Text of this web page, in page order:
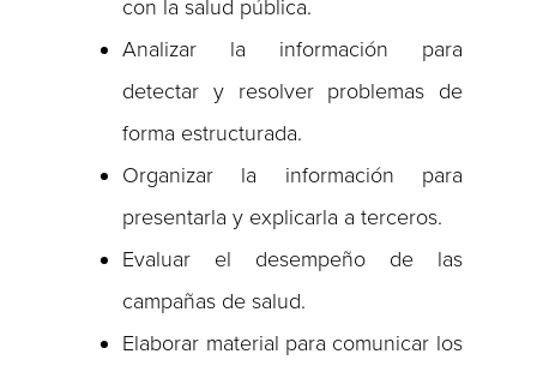
con la salud pública.
Analizar la información para
detectar y resolver problemas de
forma estructurada.
Organizar la información para
presentarla y explicarla a terceros.
Evaluar el desempeño de las
campañas de salud.
Elaborar material para comunicar los